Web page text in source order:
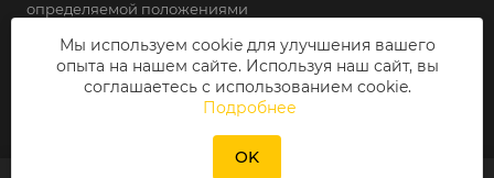
определяемой положениями
Политика конфиденциальности
Мы используем cookie для улучшения вашего
опыта на нашем сайте. Используя наш сайт, вы
соглашаетесь с использованием cookie.
Подробнее
OK